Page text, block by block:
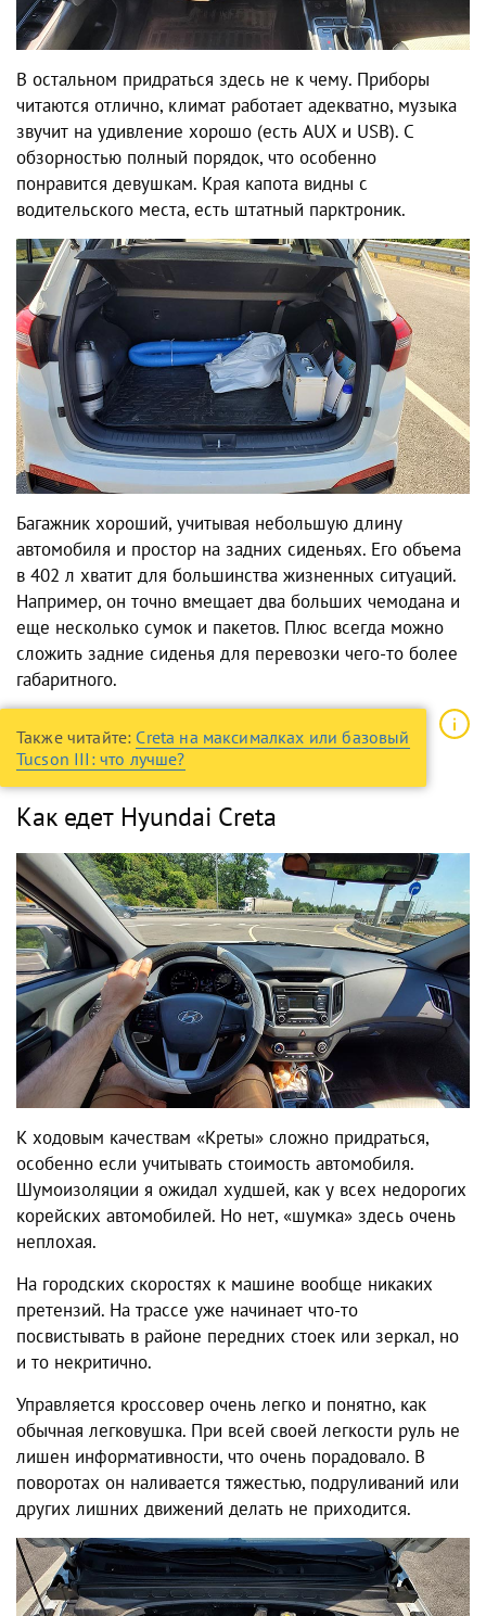
В остальном придраться здесь не к чему. Приборы
читаются отлично, климат работает адекватно, музыка
звучит на удивление хорошо (есть AUX и USB). С
обзорностью полный порядок, что особенно
понравится девушкам. Края капота видны с
водительского места, есть штатный парктроник.
Багажник хороший, учитывая небольшую длину
автомобиля и простор на задних сиденьях. Его объема
в 402 л хватит для большинства жизненных ситуаций.
Например, он точно вмещает два больших чемодана и
еще несколько сумок и пакетов. Плюс всегда можно
сложить задние сиденья для перевозки чего-то более
габаритного.
Также читайте: Creta на максималках или базовый
Tucson III: что лучше?
Как едет Hyundai Creta
К ходовым качествам «Креты» сложно придраться,
особенно если учитывать стоимость автомобиля.
Шумоизоляции я ожидал худшей, как у всех недорогих
корейских автомобилей. Но нет, «шумка» здесь очень
неплохая.
На городских скоростях к машине вообще никаких
претензий. На трассе уже начинает что-то
посвистывать в районе передних стоек или зеркал, но
и то некритично.
Управляется кроссовер очень легко и понятно, как
обычная легковушка. При всей своей легкости руль не
лишен информативности, что очень порадовало. В
поворотах он наливается тяжестью, подруливаний или
других лишних движений делать не приходится.